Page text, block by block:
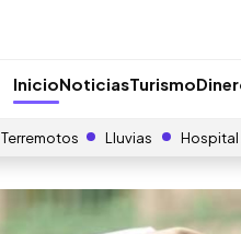
InicioNoticiasTurismo
Terremotos Lluvias Hospital